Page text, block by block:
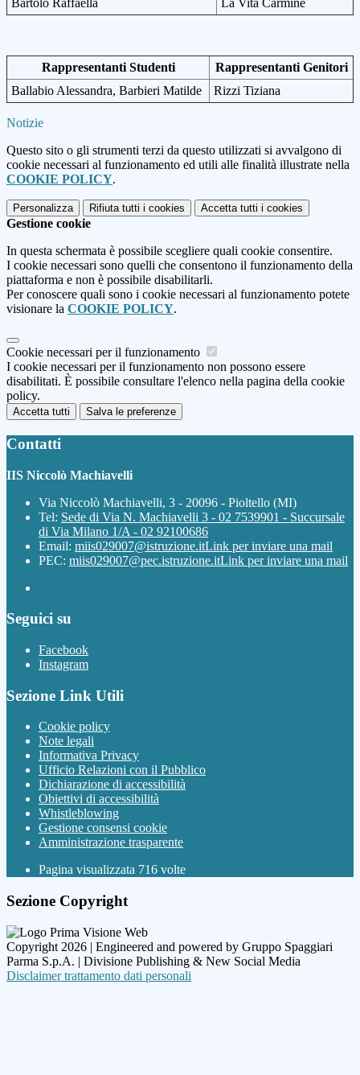
Bartolo Raffaella
La Vita Carmine
Rappresentanti Studenti
Rappresentanti Genitori
Ballabio Alessandra, Barbieri Matilde
Rizzi Tiziana
Notizie
Questo sito o gli strumenti terzi da questo utilizzati si avvalgono di
cookie necessari al funzionamento ed utili alle finalità illustrate nella
COOKIE POLICY.
Personalizza Rifiuta tutti i cookies Accetta tutti i cookies
Gestione cookie
In questa schermata è possibile scegliere quali cookie consentire.
I cookie necessari sono quelli che consentono il funzionamento della
piattaforma e non è possibile disabilitarli.
Per conoscere quali sono i cookie necessari al funzionamento potete
visionare la COOKIE POLICY.
Cookie necessari per il funzionamento
I cookie necessari per il funzionamento non possono essere
disabilitati. È possibile consultare l'elenco nella pagina della cookie
policy.
Accetta tutti Salva le preferenze
Contatti
IIS Niccolò Machiavelli
Via Niccolò Machiavelli, 3 - 20096 - Pioltello (MI)
Tel: Sede di Via N. Machiavelli 3 - 02 7539901 - Succursale
di Via Milano 1/A - 02 92100686
Email: miis029007@istruzione.itLink per inviare una mail
PEC: miis029007@pec.istruzione.itLink per inviare una mail
Seguici su
Facebook
Instagram
Sezione Link Utili
Cookie policy
Note legali
Informativa Privacy
Ufficio Relazioni con il Pubblico
Dichiarazione di accessibilità
Obiettivi di accessibilità
Whistleblowing
Gestione consensi cookie
Amministrazione trasparente
Pagina visualizzata 716 volte
Sezione Copyright
Copyright 2026 | Engineered and powered by Gruppo Spaggiari
Parma S.p.A. | Divisione Publishing & New Social Media
Disclaimer trattamento dati personali